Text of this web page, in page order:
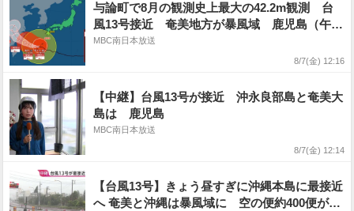
与論町で8月の観測史上最大の42.2m観測 台
風13号接近 奄美地方が暴風域 鹿児島（午前
11時）
MBC南日本放送
8/7(金) 12:16
【中継】台風13号が接近 沖永良部島と奄美大
島は 鹿児島
MBC南日本放送
8/7(金) 12:14
【台風13号】きょう昼すぎに沖縄本島に最接近
へ 奄美と沖縄は暴風域に 空の便約400便が欠